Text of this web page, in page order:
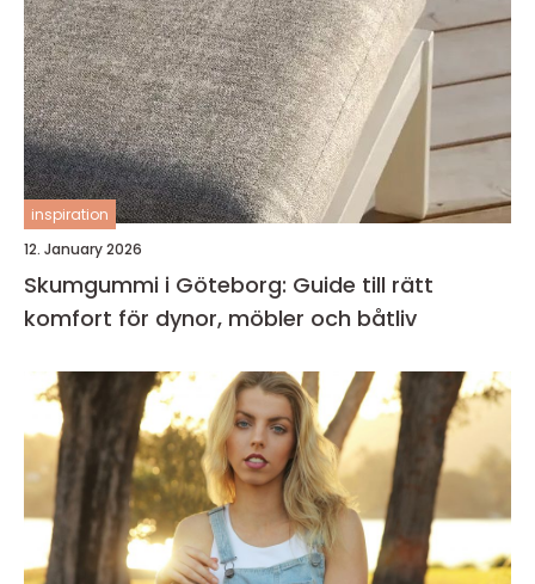
inspiration
12. January 2026
Skumgummi i Göteborg: Guide till rätt
komfort för dynor, möbler och båtliv